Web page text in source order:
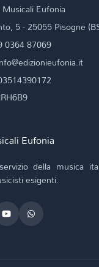
Eufonia
5 - 25055 Pisogne
0364 87069
Eufonia
della musica
esigenti.